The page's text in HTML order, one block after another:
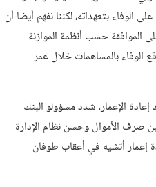
الوفاء بتعهداته، لكننا نفهم أيضا أن
الموافقة حسب أنظمة الموازنة
الوفاء بالمساهمات خلال عمر
الإعمار، شدد مسؤولو البنك
صرف الأموال وحسن نظام الإدارة
إعمار أتشيه في أعقاب طوفان